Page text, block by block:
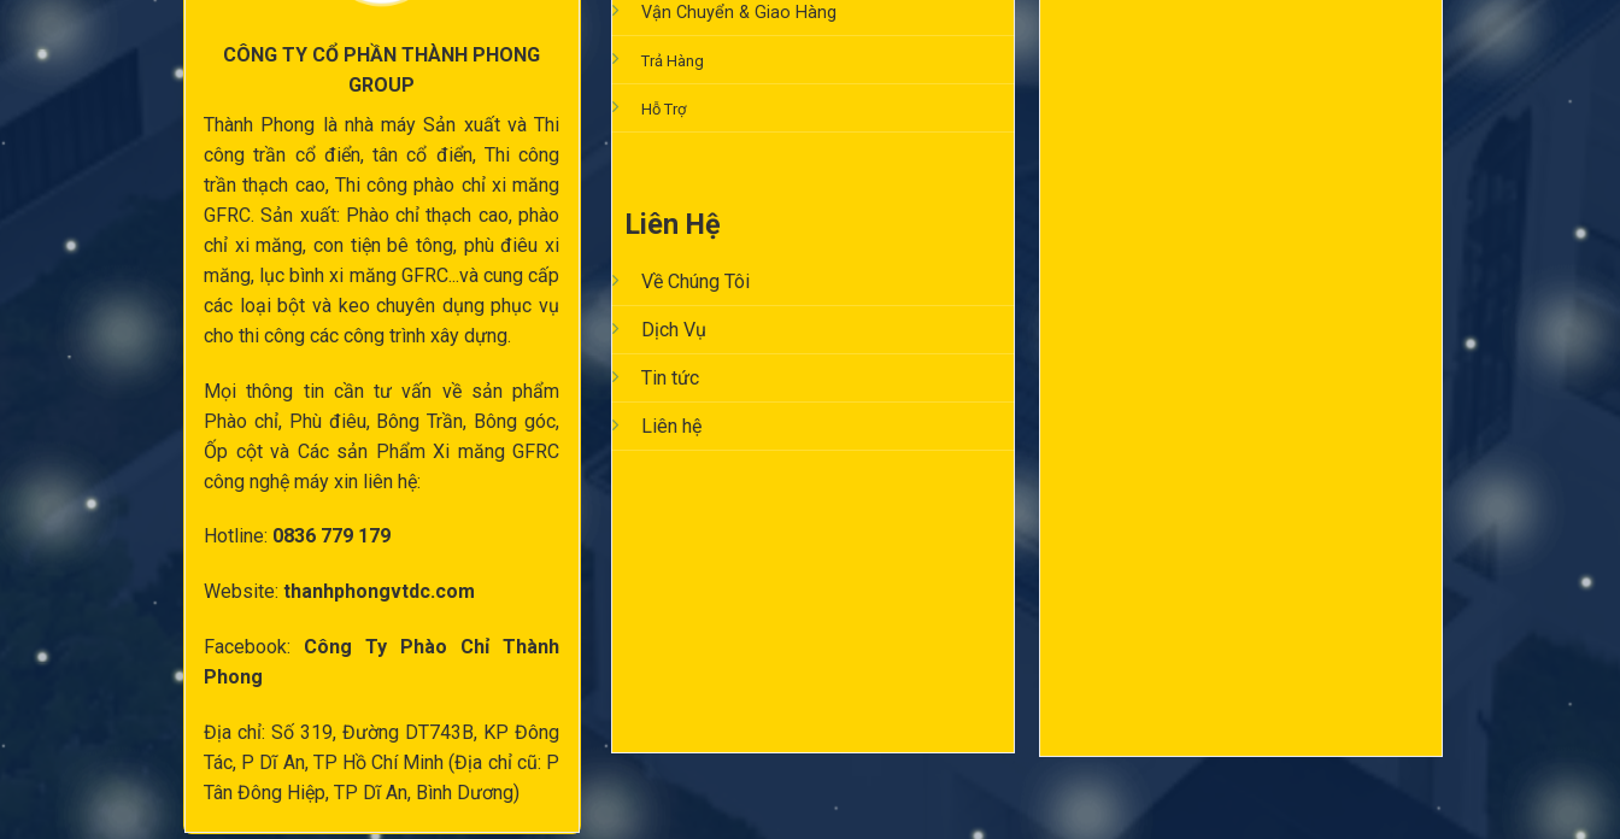
CÔNG TY CỔ PHẦN THÀNH PHONG
GROUP
Thành Phong là nhà máy Sản xuất và Thi
công trần cổ điển, tân cổ điển, Thi công
trần thạch cao, Thi công phào chỉ xi măng
GFRC. Sản xuất: Phào chỉ thạch cao,phào
chỉ xi măng,con tiện bê tông, phù điêu xi
măng, lục bình xi măngGFRC...và cung cấp
các loại bột và keo chuyên dụng phục vụ
cho thi công các công trình xây dựng.
Mọi thông tin cần tư vấn về sản phẩm
Phào chỉ, Phù điêu, Bông Trần, Bông góc,
Ốp cộtvà Các sản Phẩm Xi măng GFRC
công nghệ máy xin liên hệ:
Hotline: 0836 779 179
Website: thanhphongvtdc.com
Facebook: Công Ty Phào Chỉ Thành
Phong
Địa chỉ: Số 319, Đường DT743B, KP Đông
Tác, P Dĩ An, TP Hồ Chí Minh (Địa chỉ cũ: P
Tân Đông Hiệp, TP Dĩ An, Bình Dương)
Vận Chuyển & Giao Hàng
Trả Hàng
Hỗ Trợ
Liên Hệ
Về Chúng Tôi
Dịch Vụ
Tin tức
Liên hệ